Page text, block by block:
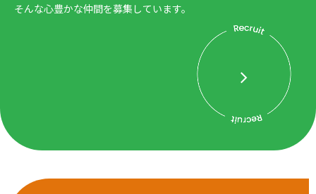
そんな心豊かな仲間を募集しています。